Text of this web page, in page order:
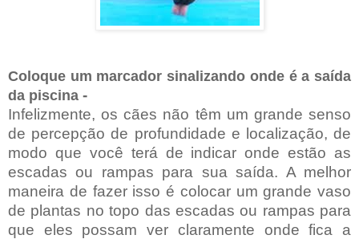
Coloque um marcador sinalizando onde é a saída
da piscina -
Infelizmente, os cães não têm um grande senso
de percepção de profundidade e localização, de
modo que você terá de indicar onde estão as
escadas ou rampas para sua saída. A melhor
maneira de fazer isso é colocar um grande vaso
de plantas no topo das escadas ou rampas para
que eles possam ver claramente onde fica a